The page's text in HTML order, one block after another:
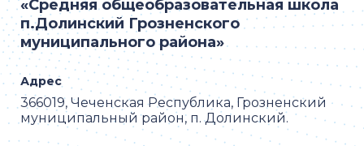
«Средняя общеобразовательная школа
п.Долинский Грозненского
муниципального района»
Адрес
366019, Чеченская Республика, Грозненский
муниципальный район, п. Долинский.